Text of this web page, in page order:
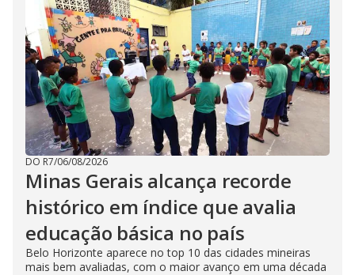
DO R7/06/08/2026
Minas Gerais alcança recorde
histórico em índice que avalia
educação básica no país
Belo Horizonte aparece no top 10 das cidades mineiras
mais bem avaliadas, com o maior avanço em uma década